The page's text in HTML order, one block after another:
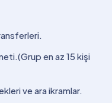
en az 15 kişi
ve ara ikramlar.